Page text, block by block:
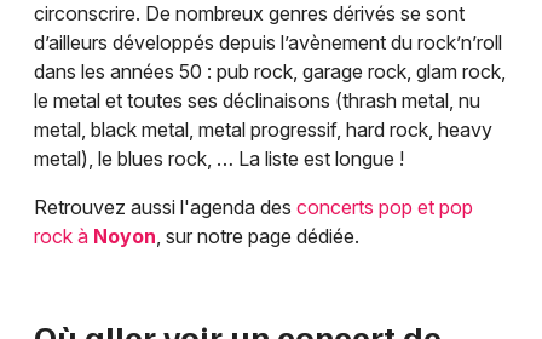
circonscrire. De nombreux genres dérivés se sont
d’ailleurs développés depuis l’avènement du rock’n’roll
dans les années 50 : pub rock, garage rock, glam rock,
le metal et toutes ses déclinaisons (thrash metal, nu
metal, black metal, metal progressif, hard rock, heavy
metal), le blues rock, … La liste est longue !
Retrouvez aussi l'agenda des concerts pop et pop
rock à Noyon, sur notre page dédiée.